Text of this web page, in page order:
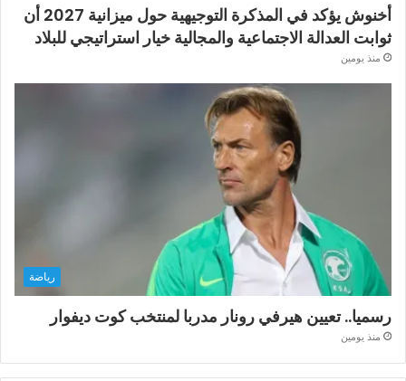
أخنوش يؤكد في المذكرة التوجيهية حول ميزانية 2027 أن
ثوابت العدالة الاجتماعية والمجالية خيار استراتيجي للبلاد
منذ يومين
رياضة
رسميا.. تعيين هيرفي رونار مدربا لمنتخب كوت ديفوار
منذ يومين